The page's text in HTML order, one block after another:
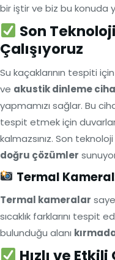
bir iştir ve biz bu konuda
Son
Çalışıyoruz
Su kaçaklarının tespiti için
ve akustik dinleme
yapmamızı sağlar. Bu
tespit etmek için
kalmazsınız. Son
doğru çözümler
Termal
Termal kameralar
sıcaklık farklarını tespit
bulunduğu alanı
Hızlı ve